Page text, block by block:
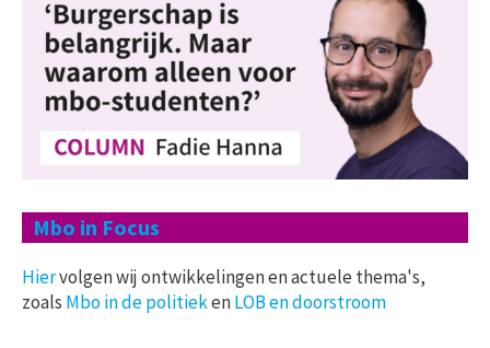
Mbo in Focus
Hiervolgen wij ontwikkelingen en actuele thema's,
zoals Mbo in de politiekenLOB en doorstroom